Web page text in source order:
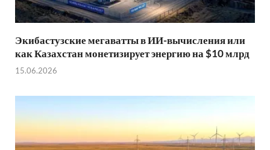
Экибастузские мегаватты в ИИ-вычисления или
как Казахстан монетизирует энергию на $10 млрд
15.06.2026